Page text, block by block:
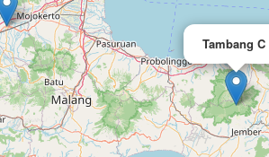
Tambang C